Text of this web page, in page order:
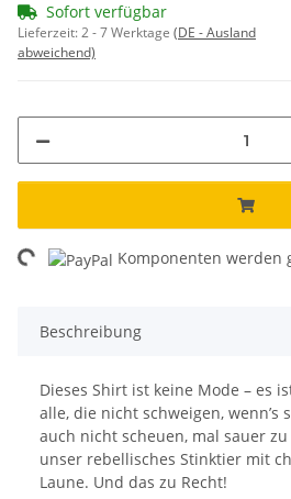
Sofort verfügbar
Lieferzeit:2 - 7 Werktage (DE - Ausland
abweichend)
Komponenten werden
Beschreibung
Dieses Shirt ist keine Mode – es
alle, die nicht schweigen, wenn’s
auch nicht scheuen, mal sauer
unser rebellisches Stinktier mit
Laune. Und das zu Recht!